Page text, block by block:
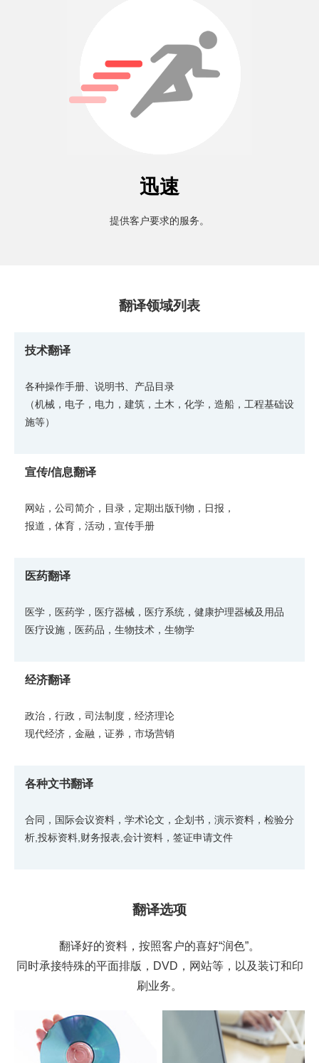
迅速
提供客户要求的服务。
翻译领域列表
技术翻译
各种操作手册、说明书、产品目录
（机械，电子，电力，建筑，土木，化学，造船，工程基础设
施等）
宣传/信息翻译
网站，公司简介，目录，定期出版刊物，日报，
报道，体育，活动，宣传手册
医药翻译
医学，医药学，医疗器械，医疗系统，健康护理器械及用品
医疗设施，医药品，生物技术，生物学
经济翻译
政治，行政，司法制度，经济理论
现代经济，金融，证券，市场营销
各种文书翻译
合同，国际会议资料，学术论文，企划书，演示资料，检验分
析,投标资料,财务报表,会计资料，签证申请文件
翻译选项
翻译好的资料，按照客户的喜好“润色”。
同时承接特殊的平面排版，DVD，网站等，以及装订和印
刷业务。